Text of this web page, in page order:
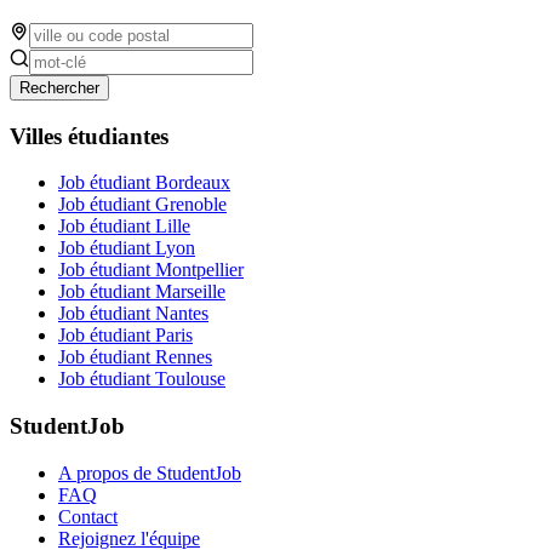
Rechercher
Villes étudiantes
Job étudiant Bordeaux
Job étudiant Grenoble
Job étudiant Lille
Job étudiant Lyon
Job étudiant Montpellier
Job étudiant Marseille
Job étudiant Nantes
Job étudiant Paris
Job étudiant Rennes
Job étudiant Toulouse
StudentJob
A propos de StudentJob
FAQ
Contact
Rejoignez l'équipe